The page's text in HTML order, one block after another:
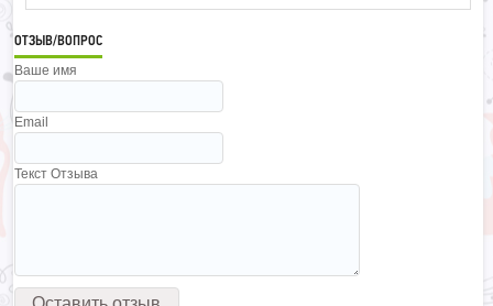
ОТЗЫВ/ВОПРОС
Ваше имя
Email
Текст Отзыва